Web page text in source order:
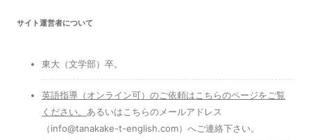
サイト運営者について
東大（文学部）卒。
英語指導（オンライン可）のご依頼はこちらのページをご覧
ください。 あるいはこちらのメールアドレス
（info@tanakake-t-english.com）へご連絡下さい。